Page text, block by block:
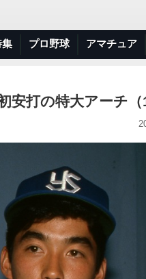
集 プロ野球 アマチュア
安打の特大アーチ（